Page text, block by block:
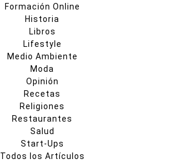
Formación Online
Historia
Libros
Lifestyle
Medio Ambiente
Moda
Opinión
Recetas
Religiones
Restaurantes
Salud
Start-Ups
Todos los Artículos